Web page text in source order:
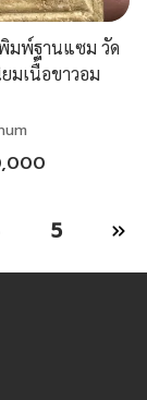
มพ์ฐานแซม วัด
มเนื้อขาวอม
5